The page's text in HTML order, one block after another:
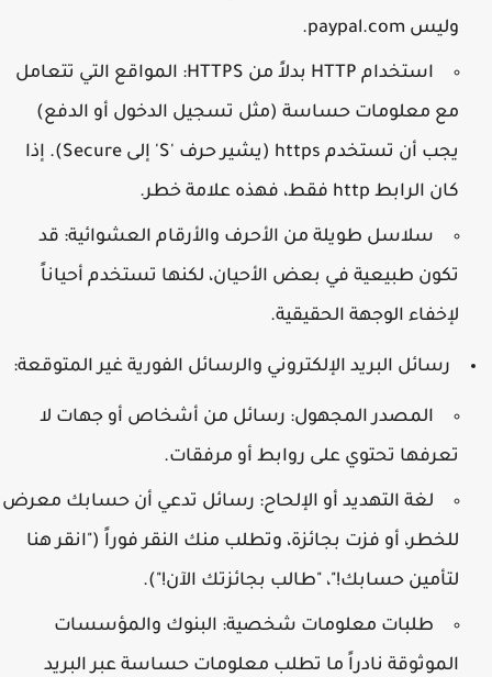
وليسpaypal.com
.
استخدام HTTP بدلاً من HTTPS:
المواقع التي تتعامل
مع معلومات حساسة (مثل تسجيل الدخول أو الدفع)
يجب أن تستخدمhttps
(يشير حرف 'S' إلى Secure). إذا
كان الرابطhttpفقط، فهذه علامة خطر.
سلاسل طويلة من الأحرف والأرقام العشوائية:قد
تكون طبيعية في بعض الأحيان، لكنها تستخدم أحياناً
لإخفاء الوجهة الحقيقية.
رسائل البريد الإلكتروني والرسائل الفورية غير المتوقعة:
المصدر المجهول:رسائل من أشخاص أو جهات لا
تعرفها تحتوي على روابط أو مرفقات.
لغة التهديد أو الإلحاح:رسائل تدعي أن حسابك معرض
للخطر، أو فزت بجائزة، وتطلب منك النقر فوراً ("انقر هنا
لتأمين حسابك!"، "طالب بجائزتك الآن!").
طلبات معلومات شخصية:البنوك والمؤسسات
الموثوقة نادراً ما تطلب معلومات حساسة عبر البريد